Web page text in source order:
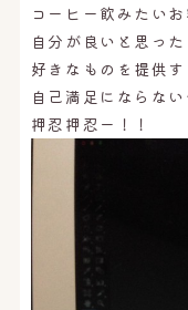
コーヒー飲みたい
自分が良いと思った
好きなものを提供
自己満足にならな
押忍押忍ー！！